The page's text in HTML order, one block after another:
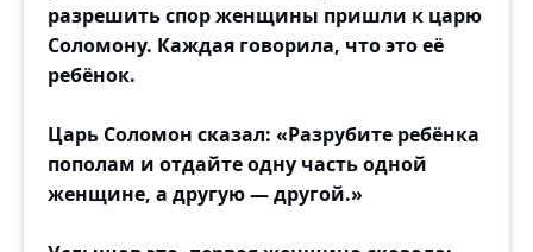
разрешить спор женщины пришли к царю
Соломону. Каждая говорила, что это её
ребёнок.
Царь Соломон сказал: «Разрубите ребёнка
пополам и отдайте одну часть одной
женщине, а другую — другой.»